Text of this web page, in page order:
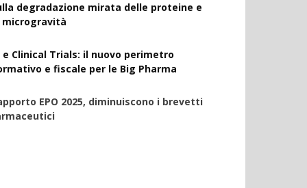
degradazione mirata delle proteine e
microgravità
e Clinical Trials: il nuovo perimetro
e fiscale per le Big Pharma
EPO 2025, diminuiscono i brevetti